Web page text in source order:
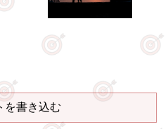
を書き込む